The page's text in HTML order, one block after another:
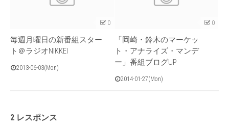
0
毎週月曜日の新番組スター
ト＠ラジオNIKKEI
2013-06-03(Mon)
0
「岡崎・鈴木のマーケッ
ト・アナライズ・マンデ
ー」番組ブログUP
2014-01-27(Mon)
2 レスポンス